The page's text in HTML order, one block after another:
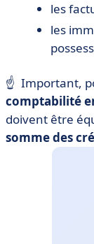
les
les
☝️ Important,
comptabilité
doivent être
somme des